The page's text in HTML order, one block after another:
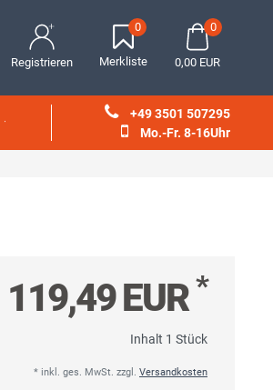
Registrieren
0
Merkliste
0
0,00 EUR
+49 3501 507295
Mo.-Fr. 8-16Uhr
119,49 EUR*
Inhalt 1 Stück
* inkl. ges. MwSt. zzgl. Versandkosten